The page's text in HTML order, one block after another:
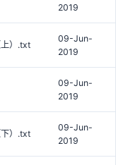
2019
）.txt
09-Jun-
2019
09-Jun-
2019
）.txt
09-Jun-
2019